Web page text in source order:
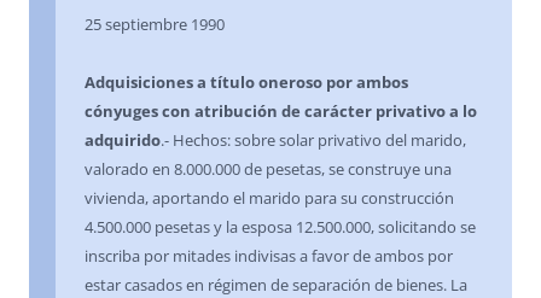
25 septiembre 1990
Adquisiciones a título oneroso por ambos
cónyuges con atribución de carácter privativo a lo
adquirido.- Hechos: sobre solar privativo del marido,
valorado en 8.000.000 de pesetas, se construye una
vivienda, aportando el marido para su construcción
4.500.000 pesetas y la esposa 12.500.000, solicitando se
inscriba por mitades indivisas a favor de ambos por
estar casados en régimen de separación de bienes. La